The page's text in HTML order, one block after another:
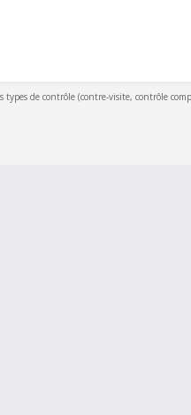
de contrôle (contre-visite, contrôle